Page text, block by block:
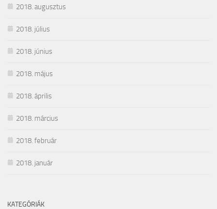
2018. augusztus
2018. július
2018. június
2018. május
2018. április
2018. március
2018. február
2018. január
KATEGÓRIÁK